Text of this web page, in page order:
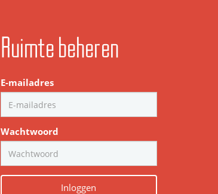
Ruimte beheren
E-mailadres
Wachtwoord
Inloggen